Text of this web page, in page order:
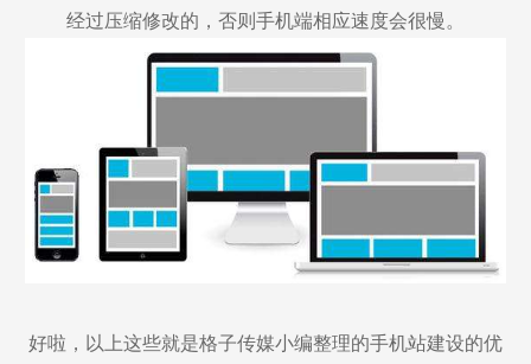
经过压缩修改的，否则手机端相应速度会很慢。
好啦，以上这些就是格子传媒小编整理的手机站建设的优